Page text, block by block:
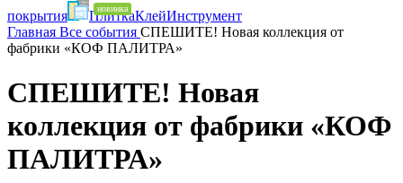
покрытия
ПлиткаКлейИнструмент
Главная Все события СПЕШИТЕ! Новая коллекция от
фабрики «КОФ ПАЛИТРА»
СПЕШИТЕ! Новая
коллекция от фабрики «КОФ
ПАЛИТРА»